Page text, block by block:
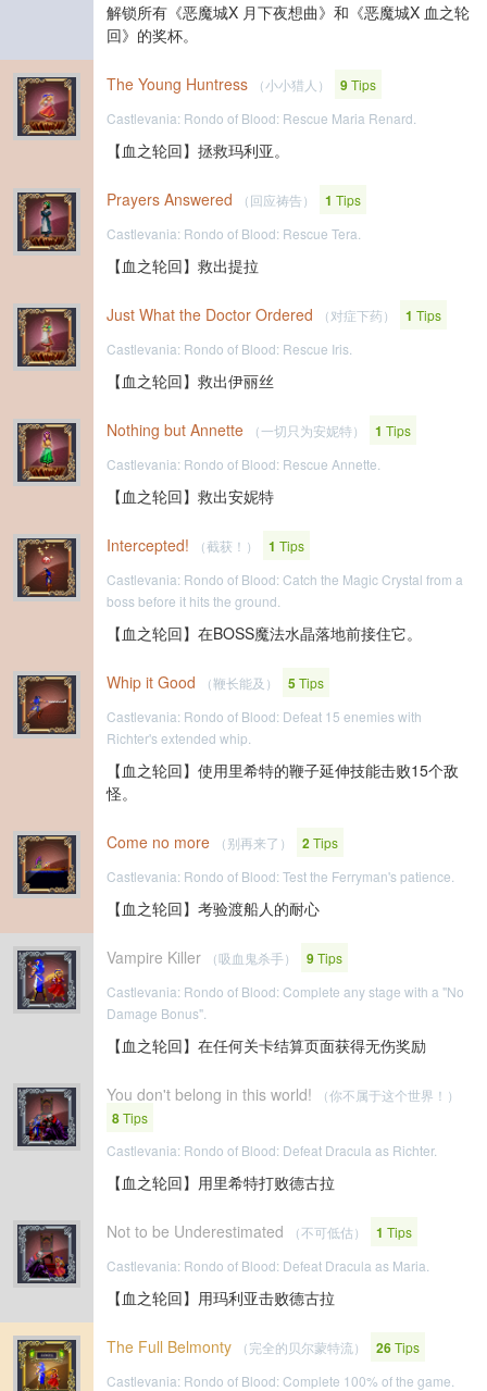
解锁所有《恶魔城X 月下夜想曲》和《恶魔城X 血之轮
回》的奖杯。
The Young Huntress （小小猎人） 9Tips
Castlevania: Rondo of Blood: Rescue Maria Renard.
【血之轮回】拯救玛利亚。
Prayers Answered （回应祷告） 1 Tips
Castlevania: Rondo of Blood: Rescue Tera.
【血之轮回】救出提拉
Just What the Doctor Ordered （对症下药） 1 Tips
Castlevania: Rondo of Blood: Rescue Iris.
【血之轮回】救出伊丽丝
Nothing but Annette （一切只为安妮特） 1 Tips
Castlevania: Rondo of Blood: Rescue Annette.
【血之轮回】救出安妮特
Intercepted! （截获！） 1 Tips
Castlevania: Rondo of Blood: Catch the Magic Crystal from a
boss before it hits the ground.
【血之轮回】在BOSS魔法水晶落地前接住它。
Whip it Good （鞭长能及） 5Tips
Castlevania: Rondo of Blood: Defeat 15 enemies with
Richter's extended whip.
【血之轮回】使用里希特的鞭子延伸技能击败15个敌
怪。
Come no more （别再来了） 2Tips
Castlevania: Rondo of Blood: Test the Ferryman's patience.
【血之轮回】考验渡船人的耐心
Vampire Killer （吸血鬼杀手） 9Tips
Castlevania: Rondo of Blood: Complete any stage with a "No
Damage Bonus".
【血之轮回】在任何关卡结算页面获得无伤奖励
You don't belong in this world! （你不属于这个世界！）
8Tips
Castlevania: Rondo of Blood: Defeat Dracula as Richter.
【血之轮回】用里希特打败德古拉
Not to be Underestimated （不可低估） 1 Tips
Castlevania: Rondo of Blood: Defeat Dracula as Maria.
【血之轮回】用玛利亚击败德古拉
The Full Belmonty （完全的贝尔蒙特流） 26Tips
Castlevania: Rondo of Blood: Complete 100% of the game.